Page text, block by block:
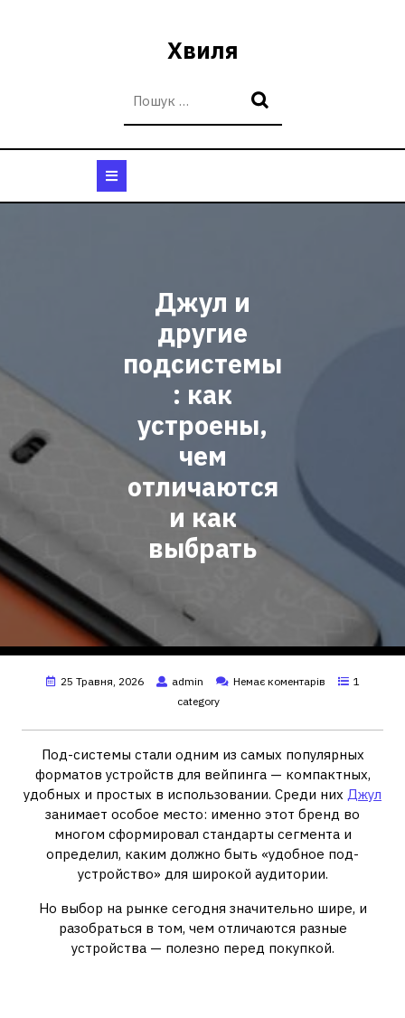
Хвиля
Джул и
другие
подсистемы
: как
устроены,
чем
отличаются
и как
выбрать
25 Травня, 2026 admin Немає коментарів
1
category
Под-системы стали одним из самых популярных
форматов устройств для вейпинга — компактных,
удобных и простых в использовании. Среди них Джул
занимает особое место: именно этот бренд во
многом сформировал стандарты сегмента и
определил, каким должно быть «удобное под-
устройство» для широкой аудитории.
Но выбор на рынке сегодня значительно шире, и
разобраться в том, чем отличаются разные
устройства — полезно перед покупкой.